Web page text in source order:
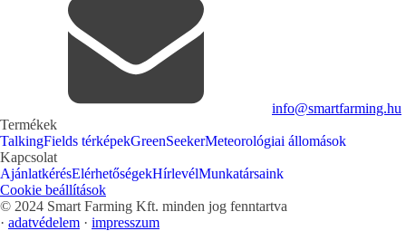
info@smartfarming.hu
Termékek
TalkingFields térképekGreenSeekerMeteorológiai állomások
Kapcsolat
AjánlatkérésElérhetőségekHírlevélMunkatársaink
Cookie beállítások
© 2024 Smart Farming Kft. minden jog fenntartva
· adatvédelem · impresszum